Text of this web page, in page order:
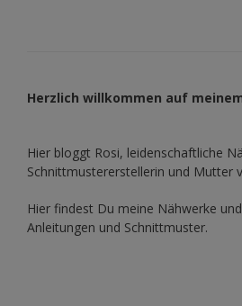
Herzlich willkommen auf
Hier bloggt Rosi, leidenschaftliche
Schnittmustererstellerin und Mutter
Hier findest Du meine Nähwerke
Anleitungen und Schnittmuster.